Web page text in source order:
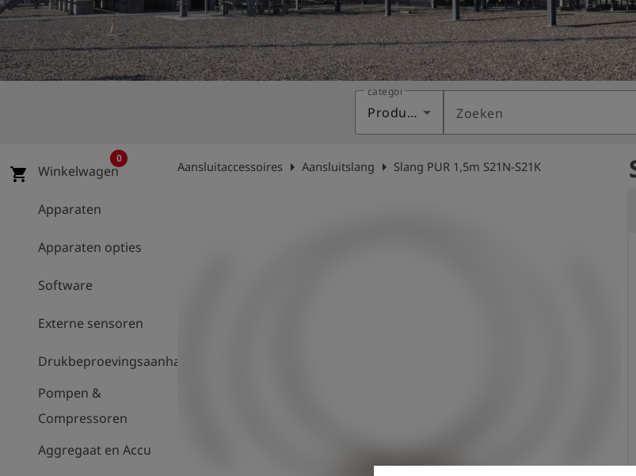
shieldRegistratie
categorie
Producten Zoeken
shopping_cart Winkelwagen
0
Apparaten
Apparaten opties
Software
Externe sensoren
Drukbeproevingsaanhanger
Pompen &
Compressoren
Aggregaat en Accu
Aansluitaccessoires arrow_right Aansluitslang arrow_right Slang PUR 1,5m S21N-S21K